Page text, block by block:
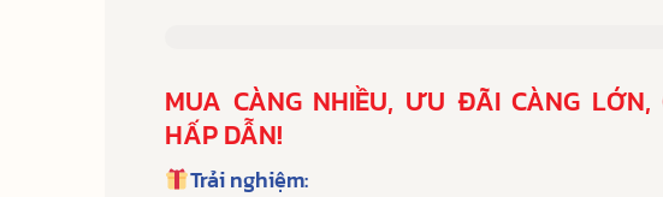
MUA CÀNG NHIỀU, ƯU ĐÃI CÀNG LỚN,
HẤP DẪN!
Trải nghiệm: